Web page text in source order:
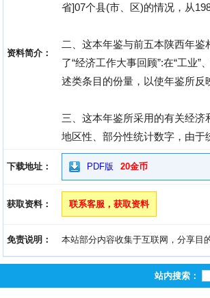
资料简介：
省]07个县(市、区)的情况，从
二、这本年鉴与前五本陕西年
了“经济工作大事回顾”:在“工业
述类条目的份量，以使年鉴所反
三、这本年鉴所采用的有关经
地区性、部分性统计数字，由于
下载地址： PDF版 20金币
获取资料： 联系客服，获取资料
免责说明： 本站部分内容收集于互联网，分享目
站内搜索：